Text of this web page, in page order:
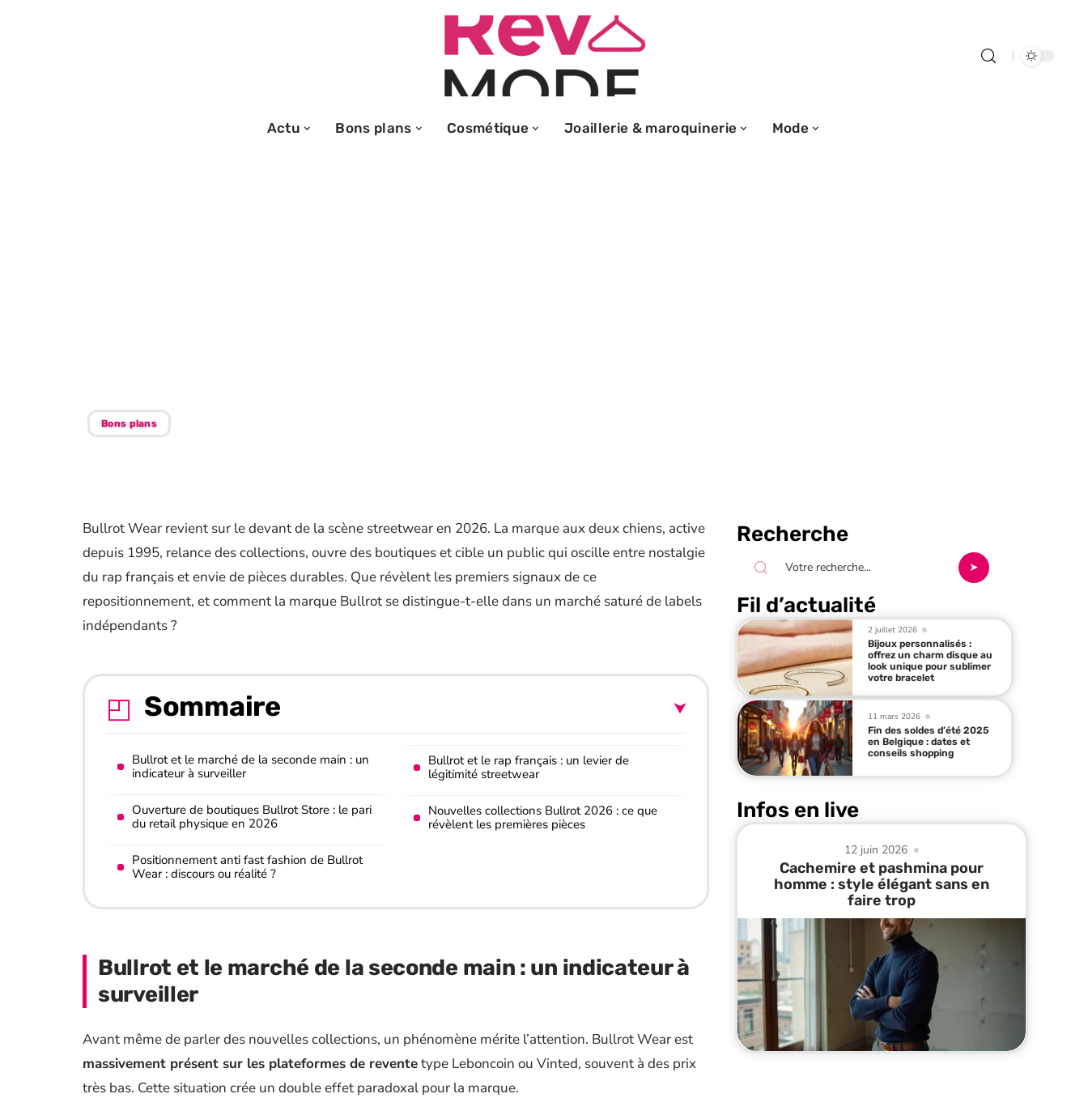
Actu Bons plans Cosmétique Joaillerie & maroquinerie Mode
Bons plans
Bullrot Wear revient sur le devant de la scène streetwear en 2026. La marque aux deux chiens, active
depuis 1995, relance des collections, ouvre des boutiques et cible un public qui oscille entre nostalgie
du rap français et envie de pièces durables. Que révèlent les premiers signaux de ce
repositionnement, et comment la marque Bullrot se distingue-t-elle dans un marché saturé de labels
indépendants ?
Sommaire
Bullrot et le marché de la seconde main : un
indicateur à surveiller
Ouverture de boutiques Bullrot Store : le pari
du retail physique en 2026
Positionnement anti fast fashion de Bullrot
Wear : discours ou réalité ?
Bullrot et le rap français : un levier de
légitimité streetwear
Nouvelles collections Bullrot 2026 : ce que
révèlent les premières pièces
Bullrot et le marché de la seconde main : un indicateur à
surveiller
Avant même de parler des nouvelles collections, un phénomène mérite l’attention. Bullrot Wear est
massivement présent sur les plateformes de reventetype Leboncoin ou Vinted, souvent à des prix
très bas. Cette situation crée un double effet paradoxal pour la marque.
Recherche
Fil d’actualité
2 juillet 2026
Bijoux personnalisés :
offrez un charm disque au
look unique pour sublimer
votre bracelet
11 mars 2026
Fin des soldes d’été 2025
en Belgique : dates et
conseils shopping
Infos en live
12 juin 2026
Cachemire et pashmina pour
homme : style élégant sans en
faire trop